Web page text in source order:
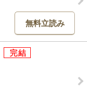
無料立読み